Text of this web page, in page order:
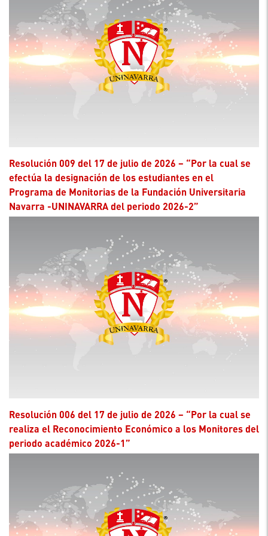
Resolución 009 del 17 de julio de 2026 – “Por la cual se
efectúa la designación de los estudiantes en el
Programa de Monitorias de la Fundación Universitaria
Navarra -UNINAVARRA del periodo 2026-2”
Resolución 006 del 17 de julio de 2026 – “Por la cual se
realiza el Reconocimiento Económico a los Monitores del
periodo académico 2026-1”